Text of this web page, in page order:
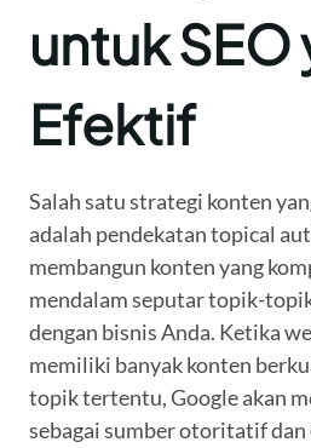
untuk SEO
Efektif
Salah satu strategi konten
adalah pendekatan topical
membangun konten yang
mendalam seputar topik-
dengan bisnis Anda. Ketika
memiliki banyak konten
topik tertentu, Google akan
sebagai sumber otoritatif dan